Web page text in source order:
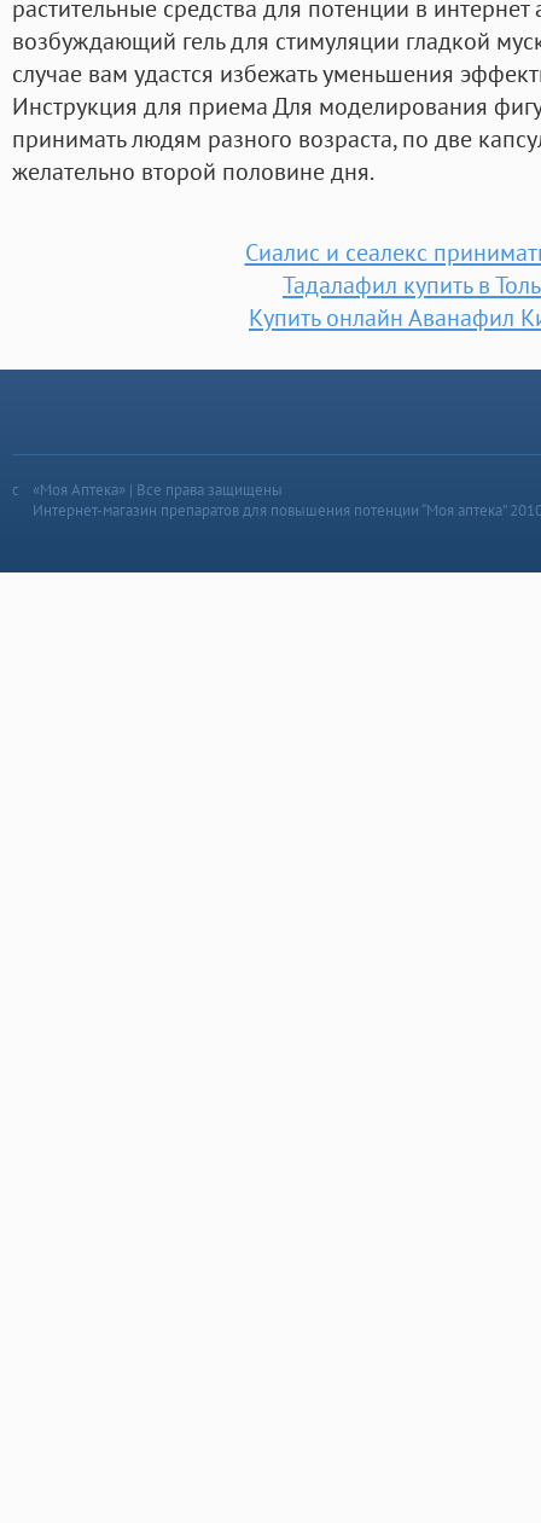
растительные средства для потенции в
возбуждающий гель для стимуляции гладкой
случае вам удастся избежать уменьшения
Инструкция для приема Для моделирования
принимать людям разного возраста, по две
желательно второй половине дня.
Сиалис и сеалекс
Тадалафил купить в
Купить онлайн Аванафил
«Моя Аптека» | Все права защищены
Интернет-магазин препаратов для повышения потенции “Моя аптека”